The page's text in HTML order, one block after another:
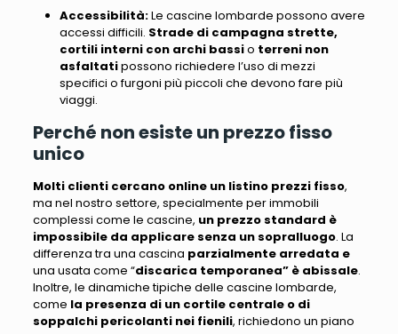
Accessibilità:Le cascine lombarde possono avere
accessi difficili. Strade di campagna strette,
cortili interni con archi bassio terreni non
asfaltatipossono richiedere l’uso di mezzi
specifici o furgoni più piccoli che devono fare più
viaggi.
Perché non esiste un prezzo fisso
unico
Molti clienti cercano online un listino prezzi fisso,
ma nel nostro settore, specialmente per immobili
complessi come le cascine, un prezzo standard è
impossibile da applicare senza un sopralluogo. La
differenzatra una cascina parzialmente arredata e
una usata come “discarica temporanea”è abissale.
Inoltre, le dinamiche tipiche delle cascine lombarde,
come la presenza di un cortile centrale o di
soppalchi pericolanti nei fienili, richiedono un piano